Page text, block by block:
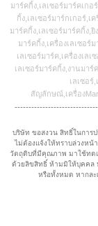
มาร์คกิ้ง,เลเซอร์มาร์คเกอ
กิ้ง,เลเซอร์มาร์กเกอร์,เ
มาร์คกิ้ง,เลเซอร์มาร์คกิ้ง,ยิ
มาร์คกิ้ง,เครื่องเลเซอร์
เลเซอร์มาร์ค,เครื่องเลเ
เลเซอร์มาร์คกิ้ง,งานมาร์
เลเซอร์
สัญลักษณ์,เครื่อง
บริษัท ขอสงวน สิทธิ์ในการ
ไม่ต้องแจ้งให้ทราบล่วงหน้
วัตถุดิบที่มีคุณภาพ มาใช้ทด
ด้วยลิขสิทธิ์ ห้ามมิให้บุคคล
หรือทั้งหมด หากล